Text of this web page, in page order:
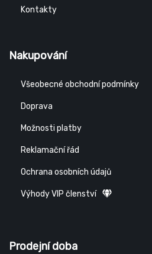
Kontakty
Nakupování
Všeobecné obchodní podmínky
Doprava
Možnosti platby
Reklamační řád
Ochrana osobních údajů
Výhody VIP členství
Prodejní doba